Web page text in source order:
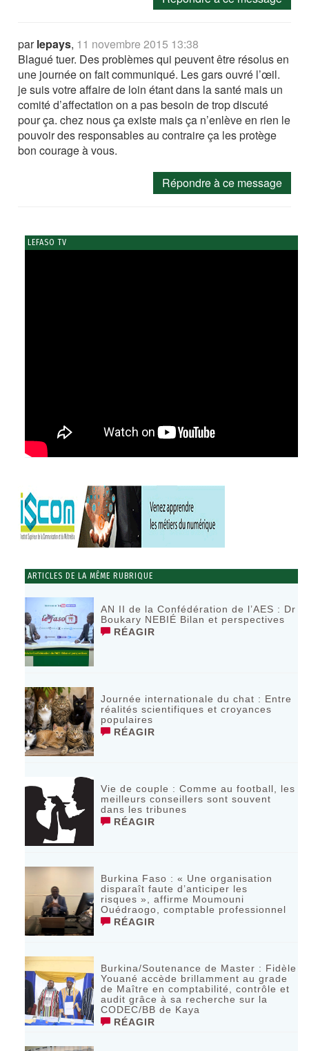
parlepays, 11 novembre 2015 13:38
Blagué tuer. Des problèmes qui peuvent être résolus en
une journée on fait communiqué. Les gars ouvré l’œil.
je suis votre affaire de loin étant dans la santé mais un
comité d’affectation on a pas besoin de trop discuté
pour ça. chez nous ça existe mais ça n’enlève en rien le
pouvoir des responsables au contraire ça les protège
bon courage à vous.
Répondre à ce message
LEFASO TV
ARTICLES DE LA MÊME RUBRIQUE
AN II de la Confédération de l’AES : Dr
Boukary NEBIÉ Bilan et perspectives
RÉAGIR
Journée internationale du chat : Entre
réalités scientifiques et croyances
populaires
RÉAGIR
Vie de couple : Comme au football, les
meilleurs conseillers sont souvent
dans les tribunes
RÉAGIR
Burkina Faso : « Une organisation
disparaît faute d’anticiper les
risques », affirme Moumouni
Ouédraogo, comptable professionnel
RÉAGIR
Burkina/Soutenance de Master : Fidèle
Youané accède brillamment au grade
de Maître en comptabilité, contrôle et
audit grâce à sa recherche sur la
CODEC/BB de Kaya
RÉAGIR